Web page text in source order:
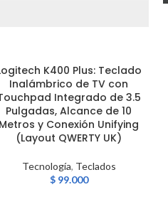
MÁS
K400 Plus: Teclado
Inalámbrico de TV con
Integrado de 3.5
Pulgadas, Alcance de 10
Metros y Conexión Unifying
(Layout QWERTY UK)
Tecnología, Teclados
$99.000